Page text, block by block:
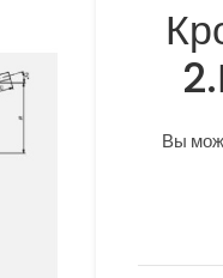
Вы